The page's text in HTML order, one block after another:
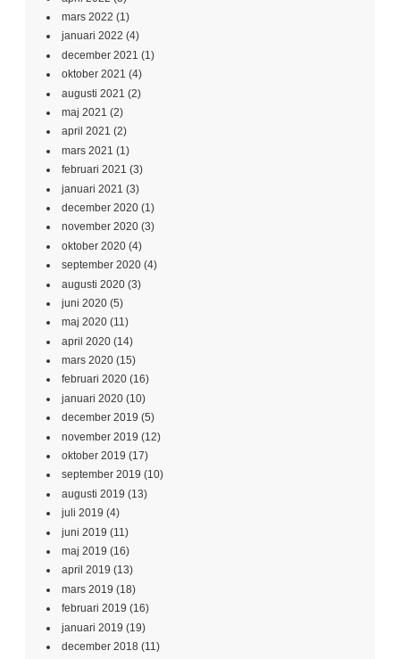
mars 2022 (1)
januari 2022 (4)
december 2021 (1)
oktober 2021 (4)
augusti 2021 (2)
maj 2021 (2)
april 2021 (2)
mars 2021 (1)
februari 2021 (3)
januari 2021 (3)
december 2020 (1)
november 2020 (3)
oktober 2020 (4)
september 2020 (4)
augusti 2020 (3)
juni 2020 (5)
maj 2020 (11)
april 2020 (14)
mars 2020 (15)
februari 2020 (16)
januari 2020 (10)
december 2019 (5)
november 2019 (12)
oktober 2019 (17)
september 2019 (10)
augusti 2019 (13)
juli 2019 (4)
juni 2019 (11)
maj 2019 (16)
april 2019 (13)
mars 2019 (18)
februari 2019 (16)
januari 2019 (19)
december 2018 (11)